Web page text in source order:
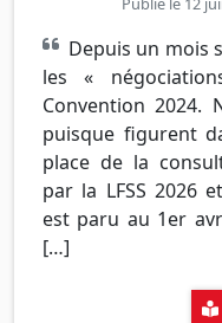
Depuis un mois
les «
Convention 2024.
puisque figurent
place de la
par la LFSS 2026
est paru au 1er
[…]